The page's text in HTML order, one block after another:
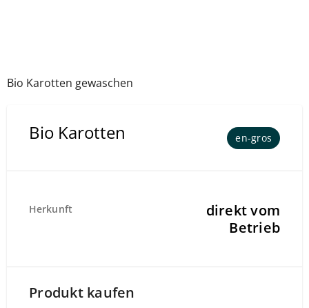
Bio Karotten gewaschen
Bio Karotten en-gros
Herkunft
direkt vom
Betrieb
Produkt kaufen